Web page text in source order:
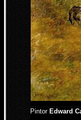
Pintor Edward